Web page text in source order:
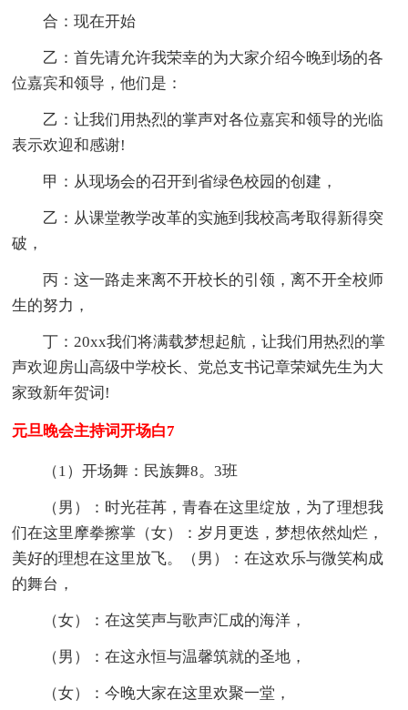
合：现在开始
乙：首先请允许我荣幸的为大家介绍今晚到场的各
位嘉宾和领导，他们是：
乙：让我们用热烈的掌声对各位嘉宾和领导的光临
表示欢迎和感谢!
甲：从现场会的召开到省绿色校园的创建，
乙：从课堂教学改革的实施到我校高考取得新得突
破，
丙：这一路走来离不开校长的引领，离不开全校师
生的努力，
丁：20xx我们将满载梦想起航，让我们用热烈的掌
声欢迎房山高级中学校长、党总支书记章荣斌先生为大
家致新年贺词!
元旦晚会主持词开场白7
（1）开场舞：民族舞8。3班
（男）：时光荏苒，青春在这里绽放，为了理想我
们在这里摩拳擦掌（女）：岁月更迭，梦想依然灿烂，
美好的理想在这里放飞。（男）：在这欢乐与微笑构成
的舞台，
（女）：在这笑声与歌声汇成的海洋，
（男）：在这永恒与温馨筑就的圣地，
（女）：今晚大家在这里欢聚一堂，